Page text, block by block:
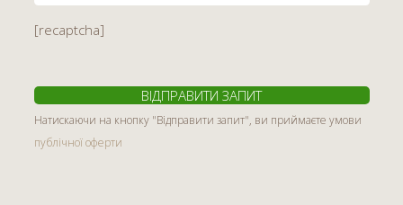
[recaptcha]
Натискаючи на кнопку "Відправити запит", ви приймаєте умови
публічної оферти